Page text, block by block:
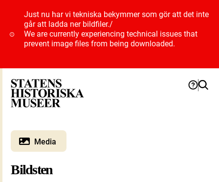
Just nu har vi tekniska bekymmer som gör att det inte
går att ladda ner bildfiler./
We are currently experiencing technical issues that
prevent image files from being downloaded.
Media
Bildsten